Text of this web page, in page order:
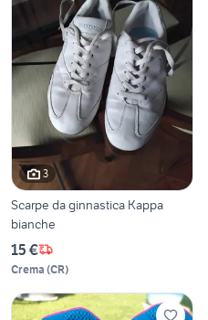
3
Scarpe da ginnastica Kappa
bianche
15 €
Crema (CR)